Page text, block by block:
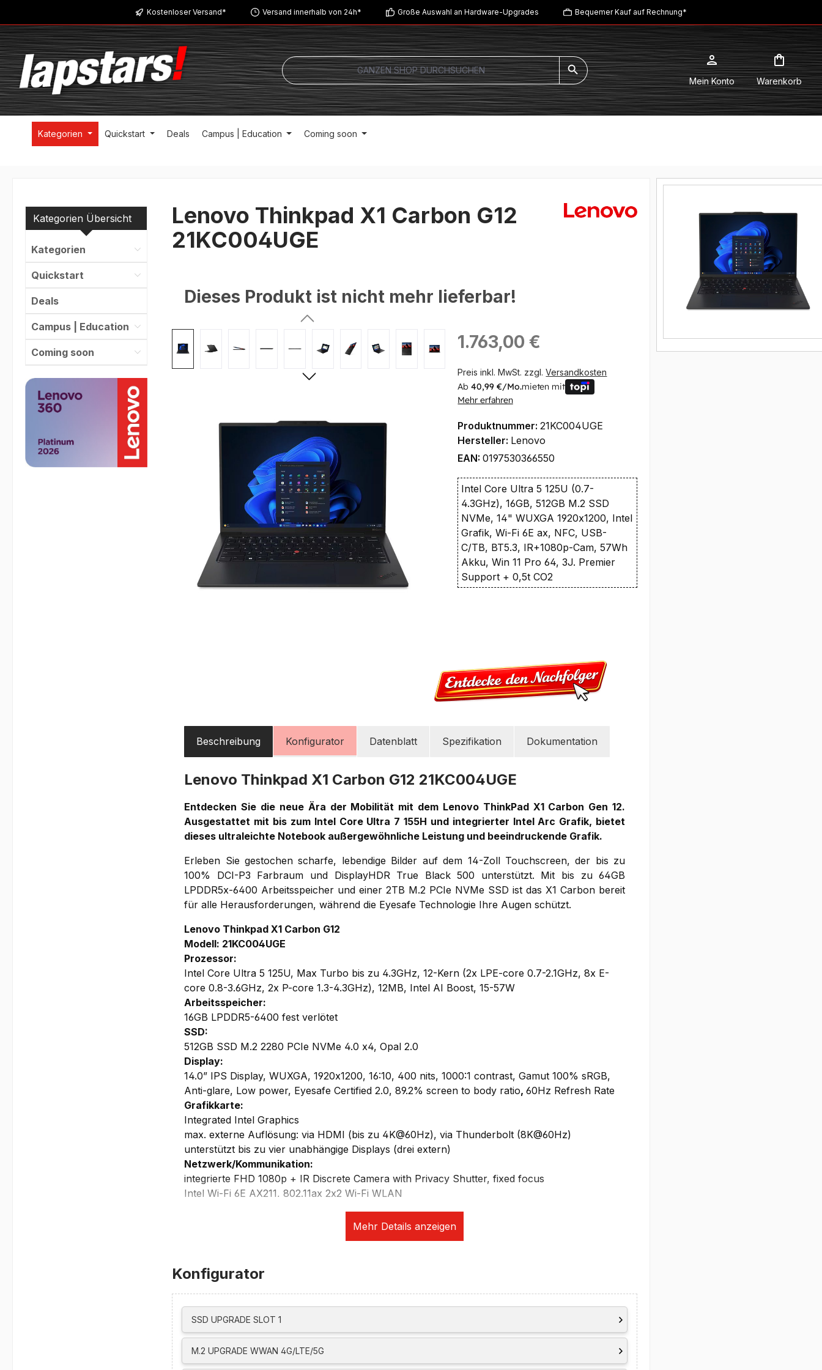
Zur Hauptnavigation springenKostenloser Versand* Versand innerhalb von 24h* Große Auswahl an Hardware-Upgrades Bequemer Kauf auf Rechnung*
Mein Konto Warenkorb
Kategorien Quickstart Deals Campus | Education Coming soon
Kategorien Übersicht
Kategorien
Quickstart
Deals
Campus | Education
Coming soon
Lenovo Thinkpad X1 Carbon G12
21KC004UGE
Dieses Produkt ist nicht mehr lieferbar!
Regulärer Preis:
1.763,00 €
Preis inkl. MwSt. zzgl.Versandkosten
Ab40,99 €/Mo.mieten mit
Mehr erfahren
Produktnummer:21KC004UGE
Hersteller: Lenovo
EAN:0197530366550
Intel Core Ultra 5 125U (0.7-
4.3GHz), 16GB, 512GB M.2 SSD
NVMe, 14" WUXGA 1920x1200, Intel
Grafik, Wi-Fi 6E ax, NFC, USB-
C/TB, BT5.3, IR+1080p-Cam, 57Wh
Akku, Win 11 Pro 64, 3J. Premier
Support + 0,5t CO2
Beschreibung Konfigurator Datenblatt Spezifikation Dokumentation
Lenovo Thinkpad X1 Carbon G12 21KC004UGE
Entdecken Sie die neue Ära der Mobilität mit dem Lenovo ThinkPad X1 Carbon Gen 12.
Ausgestattet mit bis zum Intel Core Ultra 7 155H und integrierter Intel Arc Grafik, bietet
dieses ultraleichte Notebook außergewöhnliche Leistung und beeindruckende Grafik.
Erleben Sie gestochen scharfe, lebendige Bilder auf dem 14-Zoll Touchscreen, der bis zu
100% DCI-P3 Farbraum und DisplayHDR True Black 500 unterstützt. Mit bis zu 64GB
LPDDR5x-6400 Arbeitsspeicher und einer 2TB M.2 PCIe NVMe SSD ist das X1 Carbon bereit
für alle Herausforderungen, während die Eyesafe Technologie Ihre Augen schützt.
Lenovo Thinkpad X1 Carbon G12
Modell: 21KC004UGE
Prozessor:
Intel Core Ultra 5 125U, Max Turbo bis zu 4.3GHz, 12-Kern (2x LPE-core 0.7-2.1GHz, 8x E-
core 0.8-3.6GHz, 2x P-core 1.3-4.3GHz), 12MB, Intel AI Boost, 15-57W
Arbeitsspeicher:
16GB LPDDR5-6400 fest verlötet
SSD:
512GB SSD M.2 2280 PCIe NVMe 4.0 x4, Opal 2.0
Display:
14.0” IPS Display, WUXGA, 1920x1200, 16:10, 400 nits, 1000:1 contrast, Gamut 100% sRGB,
Anti-glare, Low power, Eyesafe Certified 2.0, 89.2% screen to body ratio,60Hz Refresh Rate
Grafikkarte:
Integrated Intel Graphics
max. externe Auflösung: via HDMI (bis zu 4K@60Hz), via Thunderbolt (8K@60Hz)
unterstützt bis zu vier unabhängige Displays (drei extern)
Netzwerk/Kommunikation:
integrierte FHD 1080p + IR Discrete Camera with Privacy Shutter, fixed focus
Intel Wi-Fi 6E AX211, 802.11ax 2x2 Wi-Fi WLAN
Schnittstellen/Steckplätze/Sicherheit:
Fingerprint Reader Touch Style in Keyboard Key, Match-on-Chip
Headphone/Microphone Combo Jack 3,5mm
2x USB-A (USB 5Gbps / USB 3.2 Gen 1, 1x Always On)
2x USB-C (Thunderbolt 4 / USB4 40Gbps), with USB PD 3.0 and DisplayPort 2.1
1x HDMI 2.1, up to 4K/60Hz
1x Nano-SIM card slot
Konfigurator
SSD UPGRADE SLOT 1
M.2 UPGRADE WWAN 4G/LTE/5G